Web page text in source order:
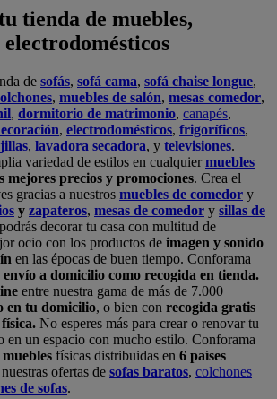
tienda de muebles,
de sofás, sofá cama, sofá chaise longue,
, muebles de salón, mesas comedor,
, dormitorio de matrimonio, canapés,
, electrodomésticos, frigoríficos,
, lavadora secadora, y televisiones.
variedad de estilos en cualquiermuebles
mejores precios y promociones. Crea el
gracias a nuestros muebles de comedor y
y zapateros, mesas de comedor y sillas de
decorar tu casa con multitud de
ocio con los productos de imagen y sonido
en las épocas de buen tiempo. Conforama
envío a domicilio como recogida en tienda.
entre nuestra gama de más de 7.000
en tu domicilio, o bien con recogida gratis
No esperes más para crear o renovar tu
en un espacio con mucho estilo. Conforama
físicas distribuidas en 6 países
ofertas de sofas baratos, colchones
de sofas.